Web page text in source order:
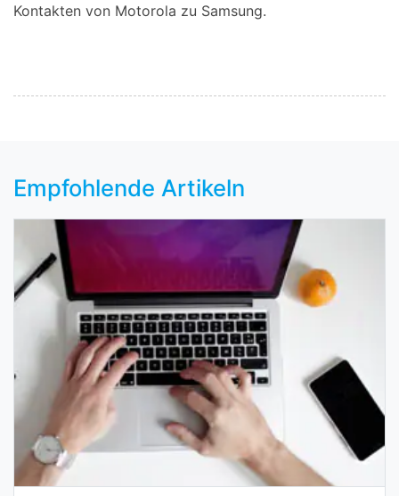
Kontakten von Motorola zu Samsung.
Empfohlende Artikeln